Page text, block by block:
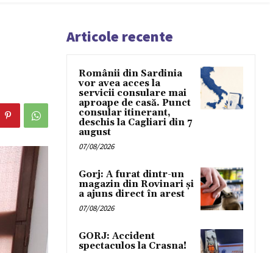
Articole recente
Românii din Sardinia
vor avea acces la
servicii consulare mai
aproape de casă. Punct
consular itinerant,
deschis la Cagliari din 7
august
07/08/2026
Gorj: A furat dintr-un
magazin din Rovinari și
a ajuns direct în arest
07/08/2026
GORJ: Accident
spectaculos la Crasna!